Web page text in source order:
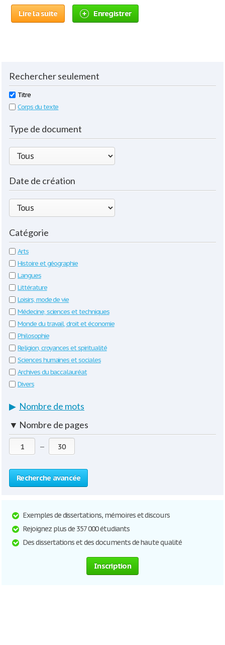
Lire la suite Enregistrer
Rechercher seulement
Titre
Corps du texte
Type de document
Date de création
Catégorie
Arts
Histoire et géographie
Langues
Littérature
Loisirs, mode de vie
Médecine, sciences et techniques
Monde du travail, droit et économie
Philosophie
Religion, croyances et spiritualité
Sciences humaines et sociales
Archives du baccalauréat
Divers
▶ Nombre de mots
▼ Nombre de pages
—
Recherche avancée
Exemples de dissertations, mémoires et discours
Rejoignez plus de 357 000 étudiants
Des dissertations et des documents de haute qualité
Inscription